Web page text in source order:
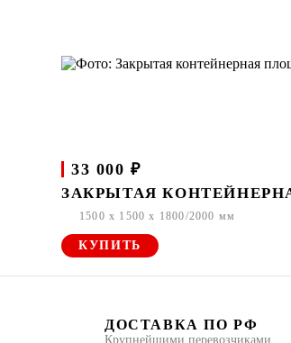
33 000 ₽
ЗАКРЫТАЯ
1500 x 1500 x 1800/2000 мм
КУПИТЬ
ДОСТАВКА ПО РФ
Крупнейшими перевозчиками